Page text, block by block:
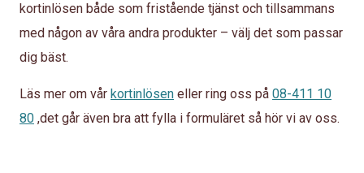
kortinlösen både som fristående tjänst och tillsammans
med någon av våra andra produkter – välj det som passar
dig bäst.
Läs mer om vår kortinlösen eller ring oss på 08-411 10
80 ,det går även bra att fylla i formuläret så hör vi av oss.